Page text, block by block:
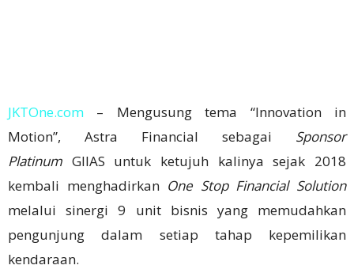
JKTOne.com – Mengusung tema “Innovation in
Motion”, Astra Financial sebagai Sponsor
Platinum GIIAS untuk ketujuh kalinya sejak 2018
kembali menghadirkan One Stop Financial Solution
melalui sinergi 9 unit bisnis yang memudahkan
pengunjung dalam setiap tahap kepemilikan
kendaraan.